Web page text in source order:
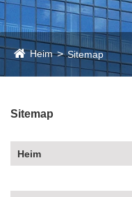
Heim Sitemap
Sitemap
Heim